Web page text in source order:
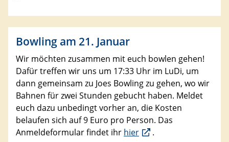
Bowling am 21. Januar
Wir möchten zusammen mit euch bowlen gehen!
Dafür treffen wir uns um 17:33 Uhr im LuDi, um
dann gemeinsam zu Joes Bowling zu gehen, wo wir
Bahnen für zwei Stunden gebucht haben. Meldet
euch dazu unbedingt vorher an, die Kosten
belaufen sich auf 9 Euro pro Person. Das
Anmeldeformular findet ihr hier .